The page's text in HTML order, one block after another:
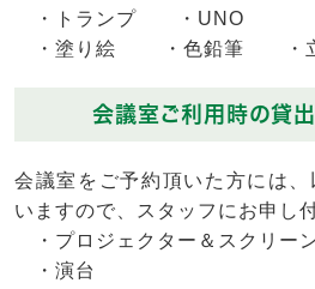
・トランプ ・UNO
・塗り絵 ・色鉛筆 ・立
会議室ご利用時の貸
会議室をご予約頂いた方には
いますので、スタッフにお申し
・プロジェクター＆スクリー
・演台